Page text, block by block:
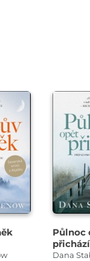
Půlnoc
přichází
Dana